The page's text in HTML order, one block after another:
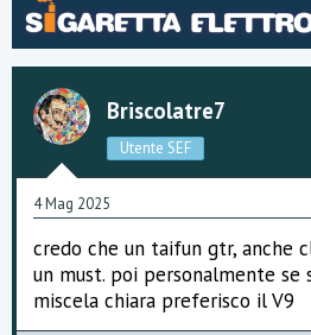
e
n
t
i
:
v
o
Briscolatre7
Utente SEF
4 Mag 2025
credo che un taifun gtr, anche
un must. poi personalmente se
miscela chiara preferisco il V9